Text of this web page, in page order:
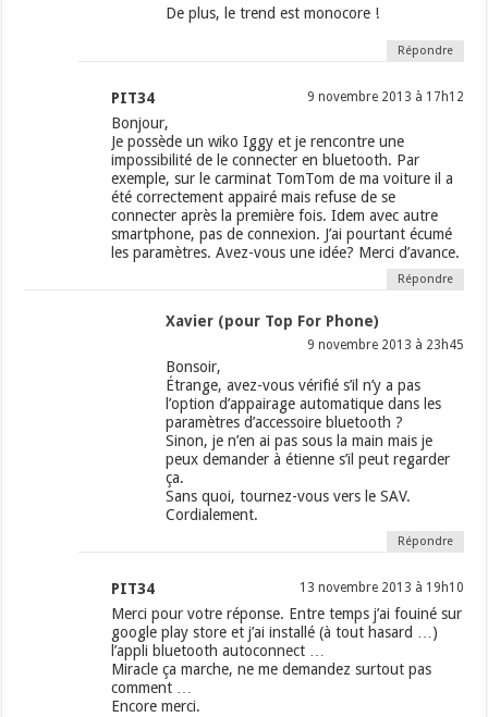
De plus, le trend est monocore !
Répondre
PIT34 9 novembre 2013 à 17h12
Bonjour,
Je possède un wiko Iggy et je rencontre une
impossibilité de le connecter en bluetooth. Par
exemple, sur le carminat TomTom de ma voiture il a
été correctement appairé mais refuse de se
connecter après la première fois. Idem avec autre
smartphone, pas de connexion. J’ai pourtant écumé
les paramètres. Avez-vous une idée? Merci d’avance.
Répondre
Xavier (pour Top For Phone)
9 novembre 2013 à 23h45
Bonsoir,
Étrange, avez-vous vérifié s’il n’y a pas
l’option d’appairage automatique dans les
paramètres d’accessoire bluetooth ?
Sinon, je n’en ai pas sous la main mais je
peux demander à étienne s’il peut regarder
ça.
Sans quoi, tournez-vous vers le SAV.
Cordialement.
Répondre
PIT34 13 novembre 2013 à 19h10
Merci pour votre réponse. Entre temps j’ai fouiné sur
google play store et j’ai installé (à tout hasard …)
l’appli bluetooth autoconnect …
Miracle ça marche, ne me demandez surtout pas
comment …
Encore merci.